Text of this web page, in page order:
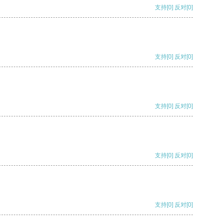
支持[0] 反对[0]
支持[0] 反对[0]
支持[0] 反对[0]
支持[0] 反对[0]
支持[0] 反对[0]